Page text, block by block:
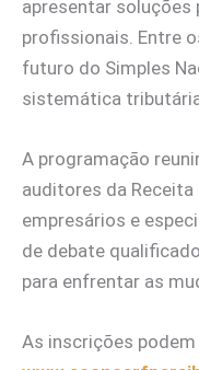
apresentar soluções
profissionais. Entre
futuro do Simples
sistemática
A programação
auditores da
empresários e
de debate
para enfrentar as
As inscrições